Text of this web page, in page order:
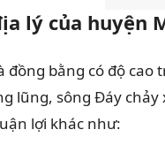
lý của huyện
bằng có độ cao
lũng, sông Đáy
lợi khác như: